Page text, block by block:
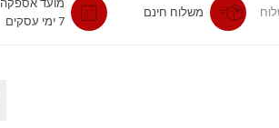
משלוח חינם
מועד אספקה
7 ימי עסקים